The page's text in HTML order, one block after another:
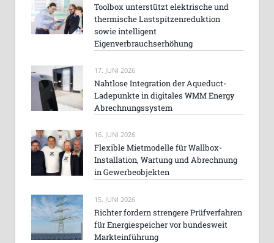
Toolbox unterstützt elektrische und
thermische Lastspitzenreduktion
sowie intelligent
Eigenverbrauchserhöhung
17. JUNI 2026
Nahtlose Integration der Aqueduct-
Ladepunkte in digitales WMM Energy
Abrechnungssystem
16. JUNI 2026
Flexible Mietmodelle für Wallbox-
Installation, Wartung und Abrechnung
in Gewerbeobjekten
15. JUNI 2026
Richter fordern strengere Prüfverfahren
für Energiespeicher vor bundesweit
Markteinführung